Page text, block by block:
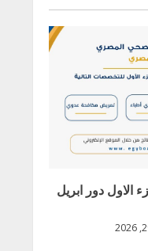
الاول دور ابريل